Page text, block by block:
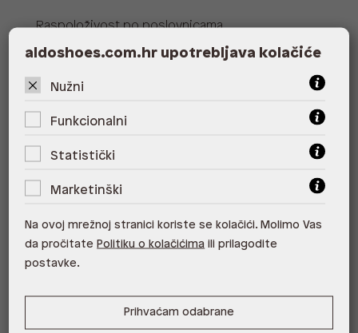
Raspoloživost po poslovnicama
Poslovnica Dostupno Na upit
ALDO, City Center One East 10000
Zagreb
ALDO, City Center One West
10000 Zagreb
ALDO, City Center One Split 21000
Split
aldoshoes.com.hr upotrebljava kolačiće
Nužni
Funkcionalni
Statistički
Marketinški
Na ovoj mrežnoj stranici koriste se kolačići. Molimo Vas
da pročitate Politiku o kolačićima ili prilagodite
postavke.
Prihvaćam odabrane